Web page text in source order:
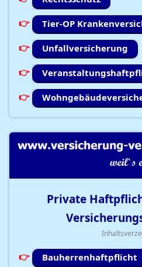
Tier-OP
Unfallversicherung
Private
Bauherrenhaftpflicht